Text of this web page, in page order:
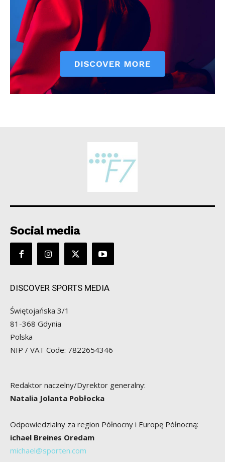
Social media
DISCOVER SPORTS MEDIA
Świętojańska 3/1
81-368 Gdynia
Polska
NIP / VAT Code: 7822654346
Redaktor naczelny/Dyrektor generalny:
Natalia Jolanta Pobłocka
Odpowiedzialny za region Północny i Europę Północną:
ichael Breines Oredam
michael@sporten.com